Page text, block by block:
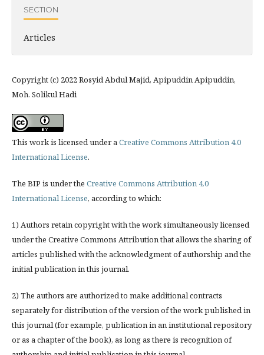
SECTION
Articles
Copyright (c) 2022 Rosyid Abdul Majid, Apipuddin Apipuddin,
Moh. Solikul Hadi
This work is licensed under aCreative Commons Attribution 4.0
International License.
The BIP is under the Creative Commons Attribution 4.0
International License, according to which:
1) Authors retain copyright with the work simultaneously licensed
under the Creative Commons Attribution that allows the sharing of
articles published with the acknowledgment of authorship and the
initial publication in this journal.
2) The authors are authorized to make additional contracts
separately for distribution of the version of the work published in
this journal (for example, publication in an institutional repository
or as a chapter of the book), as long as there is recognition of